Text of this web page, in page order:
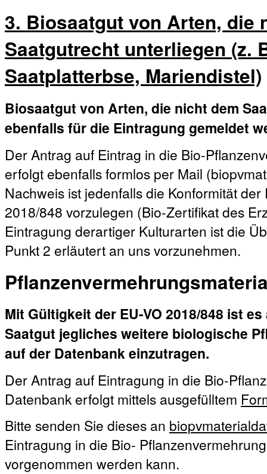
3. Biosaatgut von Arten, die
Saatgutrecht unterliegen (z.
Saatplatterbse, Mariendistel)
Biosaatgut von Arten, die nicht dem
ebenfalls für die Eintragung gemeldet
Der Antrag auf Eintrag in die Bio-
erfolgt ebenfalls formlos per Mail
Nachweis ist jedenfalls die Konformität
2018/848 vorzulegen (Bio-Zertifikat des
Eintragung derartiger Kulturarten ist die
Punkt 2 erläutert an uns vorzunehmen.
Mit Gültigkeit der EU-VO 2018/848 ist
Saatgut jegliches weitere biologische
auf der Datenbank einzutragen.
Der Antrag auf Eintragung in die Bio-
Datenbank erfolgt mittels ausgefülltem
Bitte senden Sie dieses an
Eintragung in die Bio-
vorgenommen werden kann.